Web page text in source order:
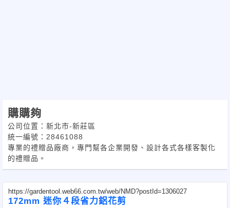
購購夠
公司位置：新北市-新莊區
統一編號：28461088
專業的禮贈品廠商，專門幫各企業開發、設計各式各樣客製化
的禮贈品。
https://gardentool.web66.com.tw/web/NMD?postId=1306027
172mm 迷你４段省力鋁花剪